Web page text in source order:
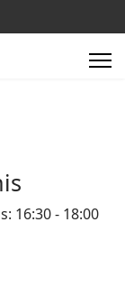
16:30 - 18:00